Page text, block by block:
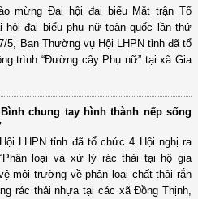
mừng Đại hội đại biểu Mặt trận Tổ
đại biểu phụ nữ toàn quốc lần thứ
5, Ban Thường vụ Hội LHPN tỉnh đã tổ
trình “Đường cây Phụ nữ” tại xã Gia
chung tay hình thành nếp sống
LHPN tỉnh đã tổ chức 4 Hội nghị ra
loại và xử lý rác thải tại hộ gia
môi trường về phân loại chất thải rắn
rác thải nhựa tại các xã Đồng Thịnh,